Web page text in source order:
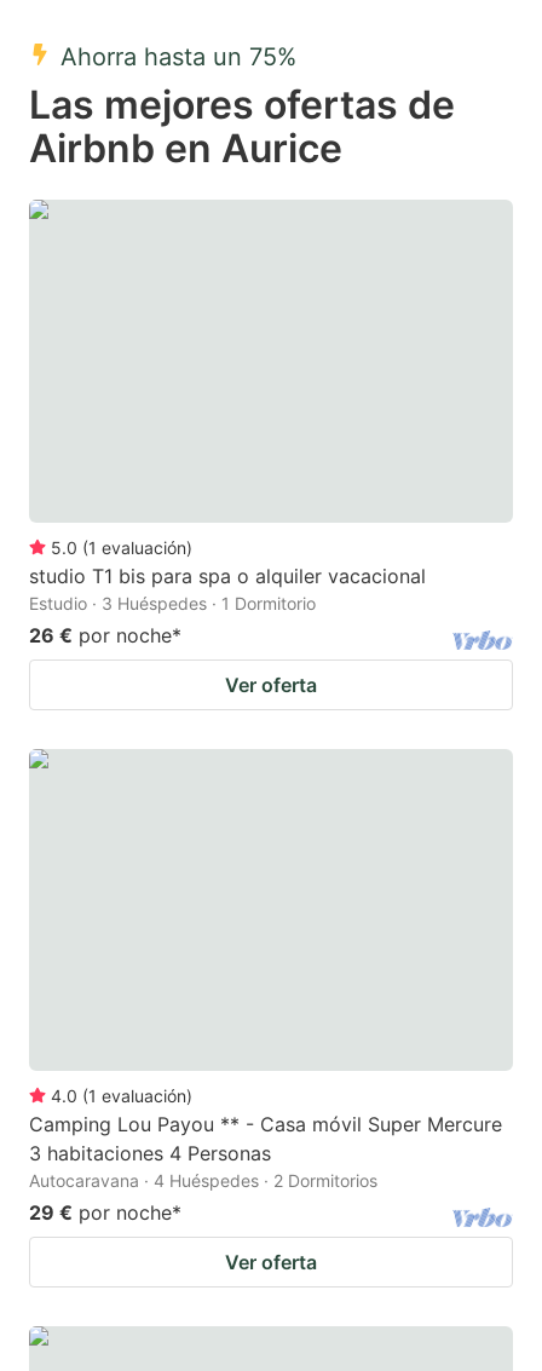
key
to
get
keyboard
to
get
the
keyboard
Ahorra hasta un 75%
Las mejores ofertas de
Airbnb en Aurice
5.0 (1 evaluación)
studio T1 bis para spa o alquiler vacacional
Estudio · 3 Huéspedes · 1 Dormitorio
26 € por noche*
Ver oferta
4.0 (1 evaluación)
Camping Lou Payou ** - Casa móvil Super Mercure
3 habitaciones 4 Personas
Autocaravana · 4 Huéspedes · 2 Dormitorios
29 € por noche*
Ver oferta